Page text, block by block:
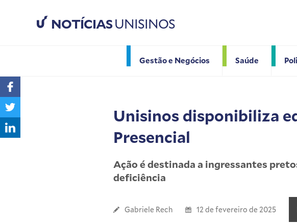
NOTÍCIASUNISINOS
Gestão e Negócios Saúde
Unisinos disponibiliza
Presencial
Ação é destinada a ingressantes
deficiência
Gabriele Rech 12 de fevereiro de 2025